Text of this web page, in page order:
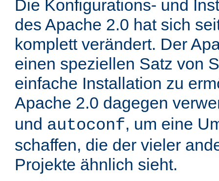
Die Konfigurations- und
des Apache 2.0 hat sich
komplett verändert. Der
einen speziellen Satz von
einfache Installation zu
Apache 2.0 dagegen
und autoconf, um eine
schaffen, die der vieler
Projekte ähnlich sieht.